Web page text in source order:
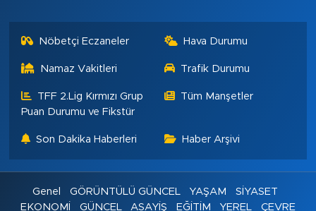
Nöbetçi Eczaneler Hava Durumu
Namaz Vakitleri Trafik Durumu
TFF 2.Lig Kırmızı Grup
Puan Durumu ve Fikstür
Tüm Manşetler
Son Dakika Haberleri Haber Arşivi
Genel GÖRÜNTÜLÜ GÜNCEL YAŞAM
SİYASET
EKONOMİ
GÜNCEL ASAYİŞ EĞİTİM YEREL ÇEVRE